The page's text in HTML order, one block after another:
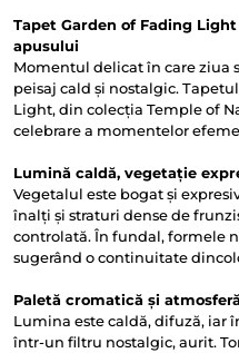
Tapet Garden of Fading
apusului
Momentul delicat în care ziua
peisaj cald și nostalgic.
Light, din colecția Temple of
celebrare a momentelor
Lumină caldă, vegetație
Vegetalul este bogat și
înalți și straturi dense de
controlată. În fundal, formele
sugerând o continuitate
Paletă cromatică și atmosferă
Lumina este caldă, difuză, iar
într-un filtru nostalgic, aurit.